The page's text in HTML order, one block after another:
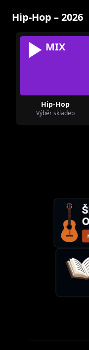
Hip-Hop – 2026
MIX
Hip-Hop
Výběr skladeb